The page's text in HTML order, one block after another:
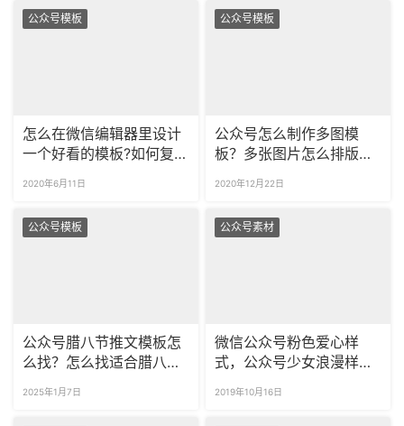
公众号模板
怎么在微信编辑器里设计
一个好看的模板?如何复制
2020年6月11日
公众号模板
公众号怎么制作多图模
板？多张图片怎么排版好
2020年12月22日
公众号模板
公众号腊八节推文模板怎
么找？怎么找适合腊八节
2025年1月7日
公众号素材
微信公众号粉色爱心样
式，公众号少女浪漫样式
2019年10月16日